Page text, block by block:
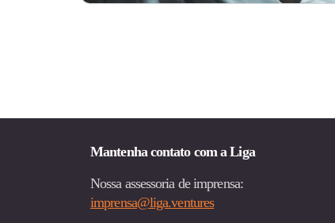
Mantenha contato com a Liga
Nossa assessoria de imprensa:
imprensa@liga.ventures